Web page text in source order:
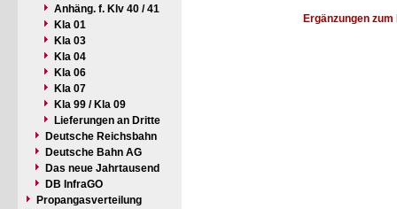
Anhäng. f. Klv 40 / 41
Kla 01
Kla 03
Kla 04
Kla 06
Kla 07
Kla 99 / Kla 09
Lieferungen an Dritte
Deutsche Reichsbahn
Deutsche Bahn AG
Das neue Jahrtausend
DB InfraGO
Propangasverteilung
Ergänzungen